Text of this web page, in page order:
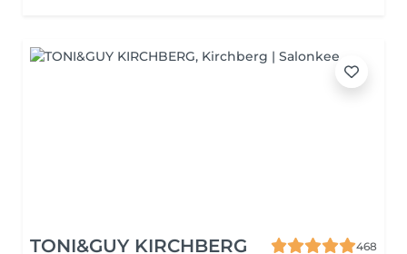
TONI&GUY KIRCHBERG 468